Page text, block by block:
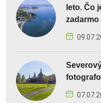
leto. Čo
zadarmo